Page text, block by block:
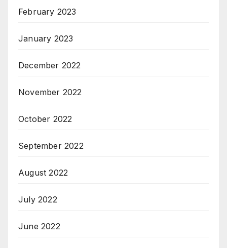
February 2023
January 2023
December 2022
November 2022
October 2022
September 2022
August 2022
July 2022
June 2022